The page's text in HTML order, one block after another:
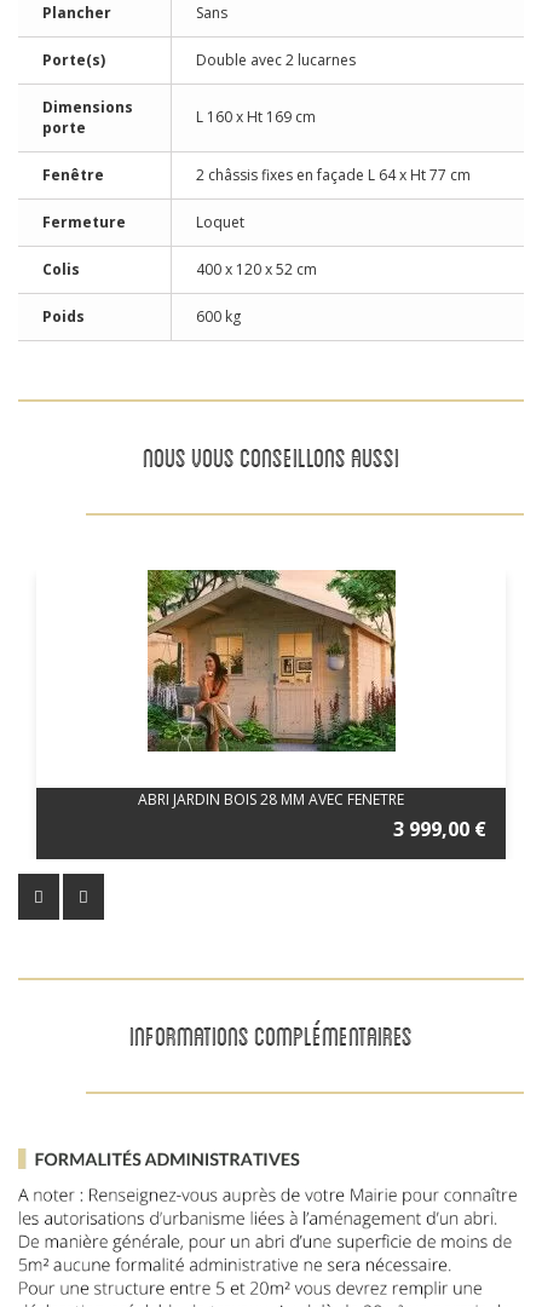
Plancher Sans
Porte(s) Double avec 2 lucarnes
Dimensions
porte
L 160 x Ht 169 cm
Fenêtre 2 châssis fixes en façade L 64 x Ht 77 cm
Fermeture Loquet
Colis 400 x 120 x 52 cm
Poids 600 kg
NOUS VOUS CONSEILLONS AUSSI
ABRI JARDIN BOIS 28 MM AVEC FENETRE
3 999,00 €
INFORMATIONS COMPLÉMENTAIRES